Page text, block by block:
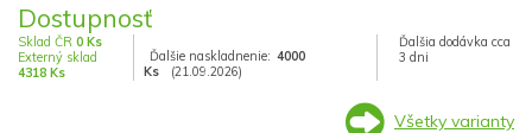
Dostupnosť
Sklad ČR 0 Ks
Externý sklad
4318 Ks
Ďalšie naskladnenie: 4000
Ks
(21.09.2026)
Ďalšia dodávka cca
3 dni
Všetky varianty